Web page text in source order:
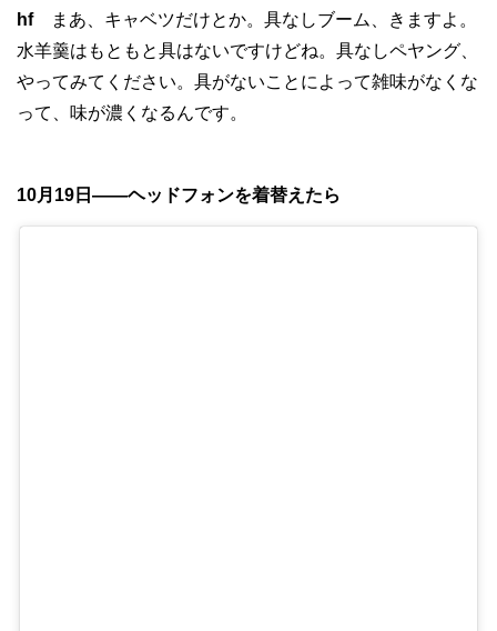
hfまあ、キャベツだけとか。具なしブーム、きますよ。
水羊羹はもともと具はないですけどね。具なしペヤング、
やってみてください。具がないことによって雑味がなくな
って、味が濃くなるんです。
10月19日——ヘッドフォンを着替えたら